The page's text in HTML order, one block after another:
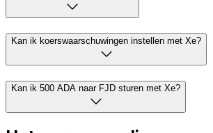
Kan ik koerswaarschuwingen instellen met Xe?
Kan ik 500 ADA naar FJD sturen met Xe?